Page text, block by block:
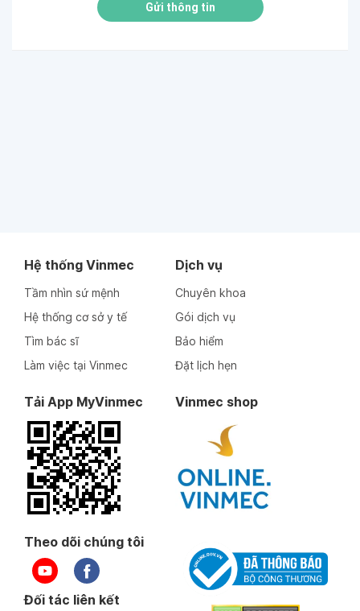
Gửi thông tin
Hệ thống Vinmec
Tầm nhìn sứ mệnh
Hệ thống cơ sở y tế
Tìm bác sĩ
Làm việc tại Vinmec
Dịch vụ
Chuyên khoa
Gói dịch vụ
Bảo hiểm
Đặt lịch hẹn
Tải App MyVinmec Vinmec shop
Theo dõi chúng tôi
Đối tác liên kết